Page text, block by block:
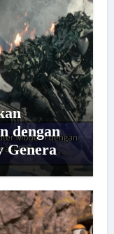
dengan
Generasi